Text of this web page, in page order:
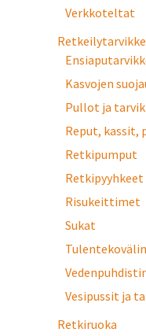
Verkkoteltat
Kasvojen
Pullot ja
Reput, kassit,
Retkipumput
Retkipyyhkeet
Risukeittimet
Sukat
Vesipussit ja
Retkiruoka